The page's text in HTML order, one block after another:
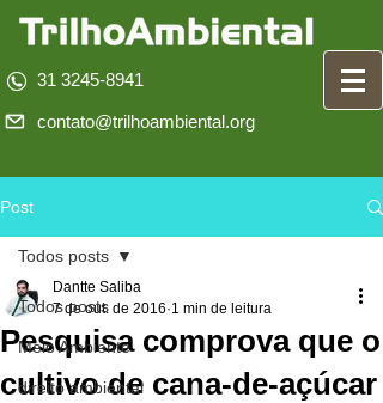
31 3245-8941
contato@trilhoambiental.org
Post
Todos posts
Meio Ambiente
direito ambiental
Todos posts
Pesquisa comprova que o
cultivo de cana-de-açúcar
Dantte Saliba
7 de out. de 2016 1 min de leitura